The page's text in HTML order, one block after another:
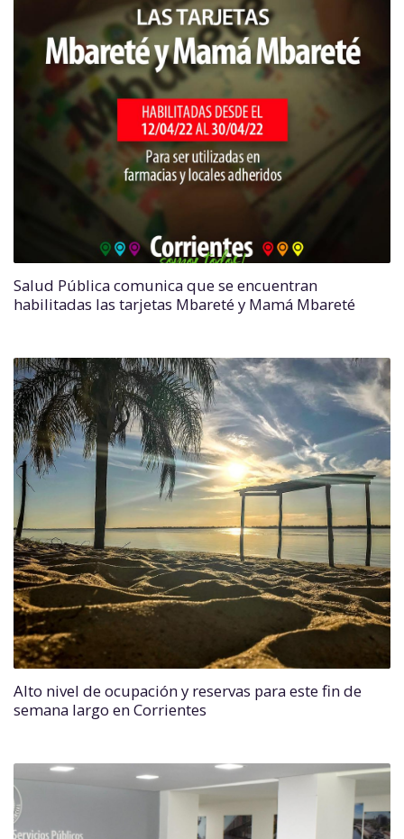
Salud Pública comunica que se encuentran
habilitadas las tarjetas Mbareté y Mamá Mbareté
Alto nivel de ocupación y reservas para este fin de
semana largo en Corrientes